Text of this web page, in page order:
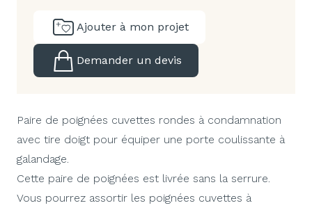
Ajouter à mon projet
Demander un devis
Paire de poignées cuvettes rondes à condamnation
avec tire doigt pour équiper une porte coulissante à
galandage.
Cette paire de poignées est livrée sans la serrure.
Vous pourrez assortir les poignées cuvettes à